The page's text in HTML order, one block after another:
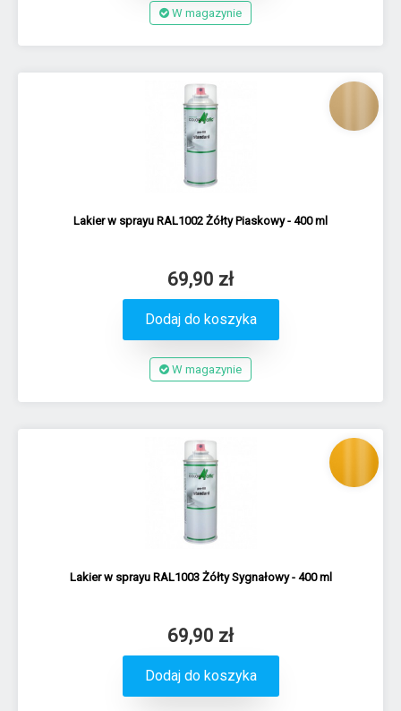
W magazynie
Lakier w sprayu RAL1002 Żółty Piaskowy - 400 ml
69,90 zł
Dodaj do koszyka
W magazynie
Lakier w sprayu RAL1003 Żółty Sygnałowy - 400 ml
69,90 zł
Dodaj do koszyka